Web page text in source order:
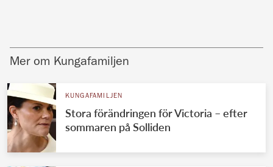
Mer om Kungafamiljen
KUNGAFAMILJEN
Stora förändringen för Victoria – efter
sommaren på Solliden